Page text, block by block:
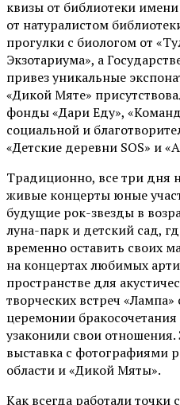
квизы от библиотеки
от натуралистом
прогулки с биологом от
Экзотариума», а
привез уникальные
«Дикой Мяте»
фонды «Дари Еду»,
социальной и
«Детские деревни SOS» и
Традиционно, все три дня
живые концерты юные
будущие рок-звезды в
луна-парк и детский сад,
временно оставить своих
на концертах любимых
пространстве для
творческих встреч
церемонии
узаконили свои
выставка с фотографиями
области и «Дикой Мяты».
Как всегда работали